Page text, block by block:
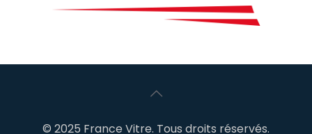
© 2025 France Vitre. Tous droits réservés.